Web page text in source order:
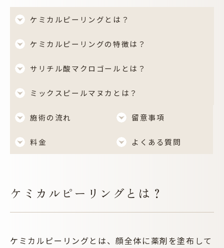
ケミカルピーリングとは？
ケミカルピーリングの特徴は？
サリチル酸マクロゴールとは？
ミックスピールマヌカとは？
施術の流れ 留意事項
料金 よくある質問
ケミカルピーリングとは？
ケミカルピーリングとは、顔全体に薬剤を塗布して